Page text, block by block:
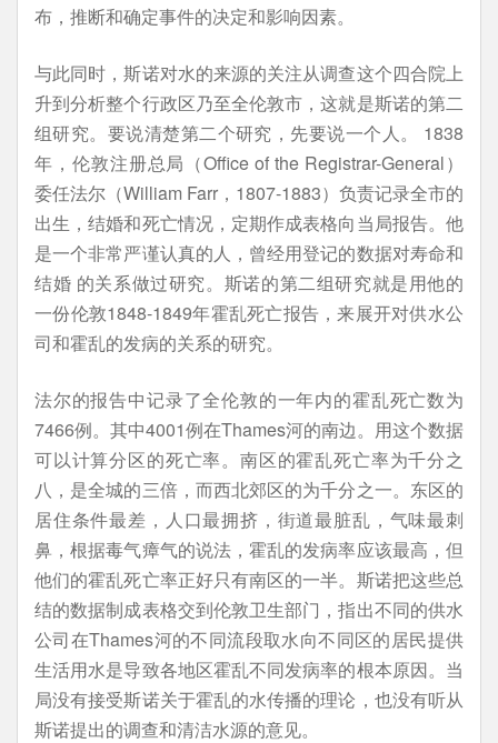
布，推断和确定事件的决定和影响因素。
与此同时，斯诺对水的来源的关注从调查这个四合院上
升到分析整个行政区乃至全伦敦市，这就是斯诺的第二
组研究。要说清楚第二个研究，先要说一个人。 1838
年，伦敦注册总局（Office of the Registrar-General）
委任法尔（William Farr，1807-1883）负责记录全市的
出生，结婚和死亡情况，定期作成表格向当局报告。他
是一个非常严谨认真的人，曾经用登记的数据对寿命和
结婚 的关系做过研究。斯诺的第二组研究就是用他的
一份伦敦1848-1849年霍乱死亡报告，来展开对供水公
司和霍乱的发病的关系的研究。
法尔的报告中记录了全伦敦的一年内的霍乱死亡数为
7466例。其中4001例在Thames河的南边。用这个数据
可以计算分区的死亡率。南区的霍乱死亡率为千分之
八，是全城的三倍，而西北郊区的为千分之一。东区的
居住条件最差，人口最拥挤，街道最脏乱，气味最刺
鼻，根据毒气瘴气的说法，霍乱的发病率应该最高，但
他们的霍乱死亡率正好只有南区的一半。斯诺把这些总
结的数据制成表格交到伦敦卫生部门，指出不同的供水
公司在Thames河的不同流段取水向不同区的居民提供
生活用水是导致各地区霍乱不同发病率的根本原因。当
局没有接受斯诺关于霍乱的水传播的理论，也没有听从
斯诺提出的调查和清洁水源的意见。